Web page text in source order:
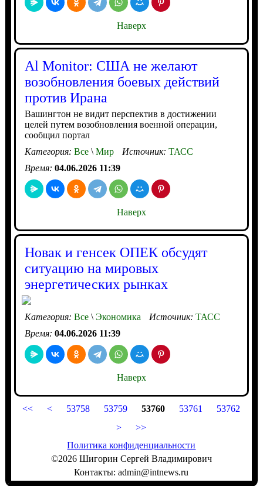
Наверх
Al Monitor: США не желают
возобновления боевых действий
против Ирана
Вашингтон не видит перспектив в достижении
целей путем возобновления военной операции,
сообщил портал
Категория: Все\Мир Источник: ТАСС
Время: 04.06.2026 11:39
Наверх
Новак и генсек ОПЕК обсудят
ситуацию на мировых
энергетических рынках
Категория: Все\Экономика Источник: ТАСС
Время: 04.06.2026 11:39
Наверх
<< < 53758 53759 53760 53761
53762
>
>>
Политика конфиденциальности
©2026 Шигорин Сергей Владимирович
Контакты: admin@intnews.ru